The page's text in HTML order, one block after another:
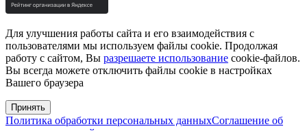
Для улучшения работы сайта и его взаимодействия с
пользователями мы используем файлы cookie. Продолжая
работу с сайтом, Вы разрешаете использование cookie-файлов.
Вы всегда можете отключить файлы cookie в настройках
Вашего браузера
Принять
Политика обработки персональных данныхСоглашение об